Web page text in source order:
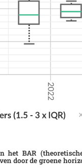
BAR
door de groene